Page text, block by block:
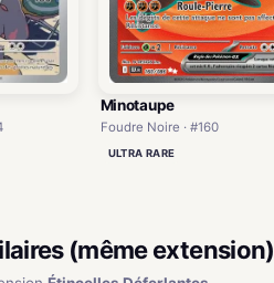
Minotaupe
Foudre Noire · #160
ULTRA RARE
(même extension)